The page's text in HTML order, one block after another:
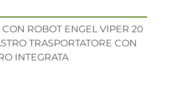
CON ROBOT ENGEL VIPER 20
TRASPORTATORE CON
INTEGRATA